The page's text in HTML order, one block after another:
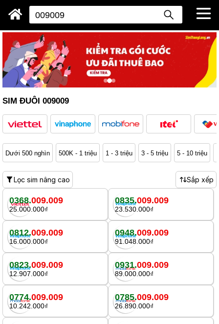
SIM ĐUÔI 009009
Dưới 500 nghìn 500K - 1 triệu 1 - 3 triệu 3 - 5 triệu 5 - 10 triệu
Lọc sim nâng cao Sắp xếp
0368.009.009
25.000.000₫
0835.009.009
23.530.000₫
0812.009.009
16.000.000₫
0948.009.009
91.048.000₫
0823.009.009
12.907.000₫
0931.009.009
89.000.000₫
0774.009.009
10.242.000₫
0785.009.009
26.890.000₫